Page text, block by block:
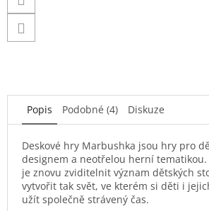
Popis Podobné (4) Diskuze
Deskové hry Marbushka jsou hry pro
designem a neotřelou herní
je znovu zviditelnit význam dětských
vytvořit tak svět, ve kterém si děti i
užít společně strávený čas.